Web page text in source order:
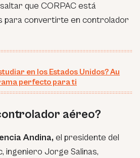
que CORPAC está
para convertirte en controlador
en los Estados Unidos? Au
perfecto para ti
aéreo?
Andina, el presidente del
ingeniero Jorge Salinas,